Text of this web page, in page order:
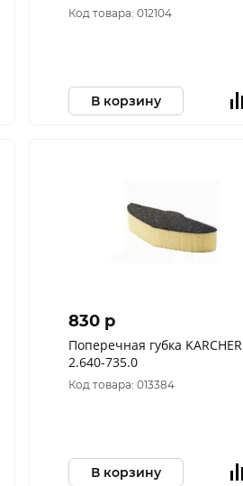
Код товара: 012104
В корзину
830 p
Поперечная губка KARCHER
2.640-735.0
Код товара: 013384
В корзину